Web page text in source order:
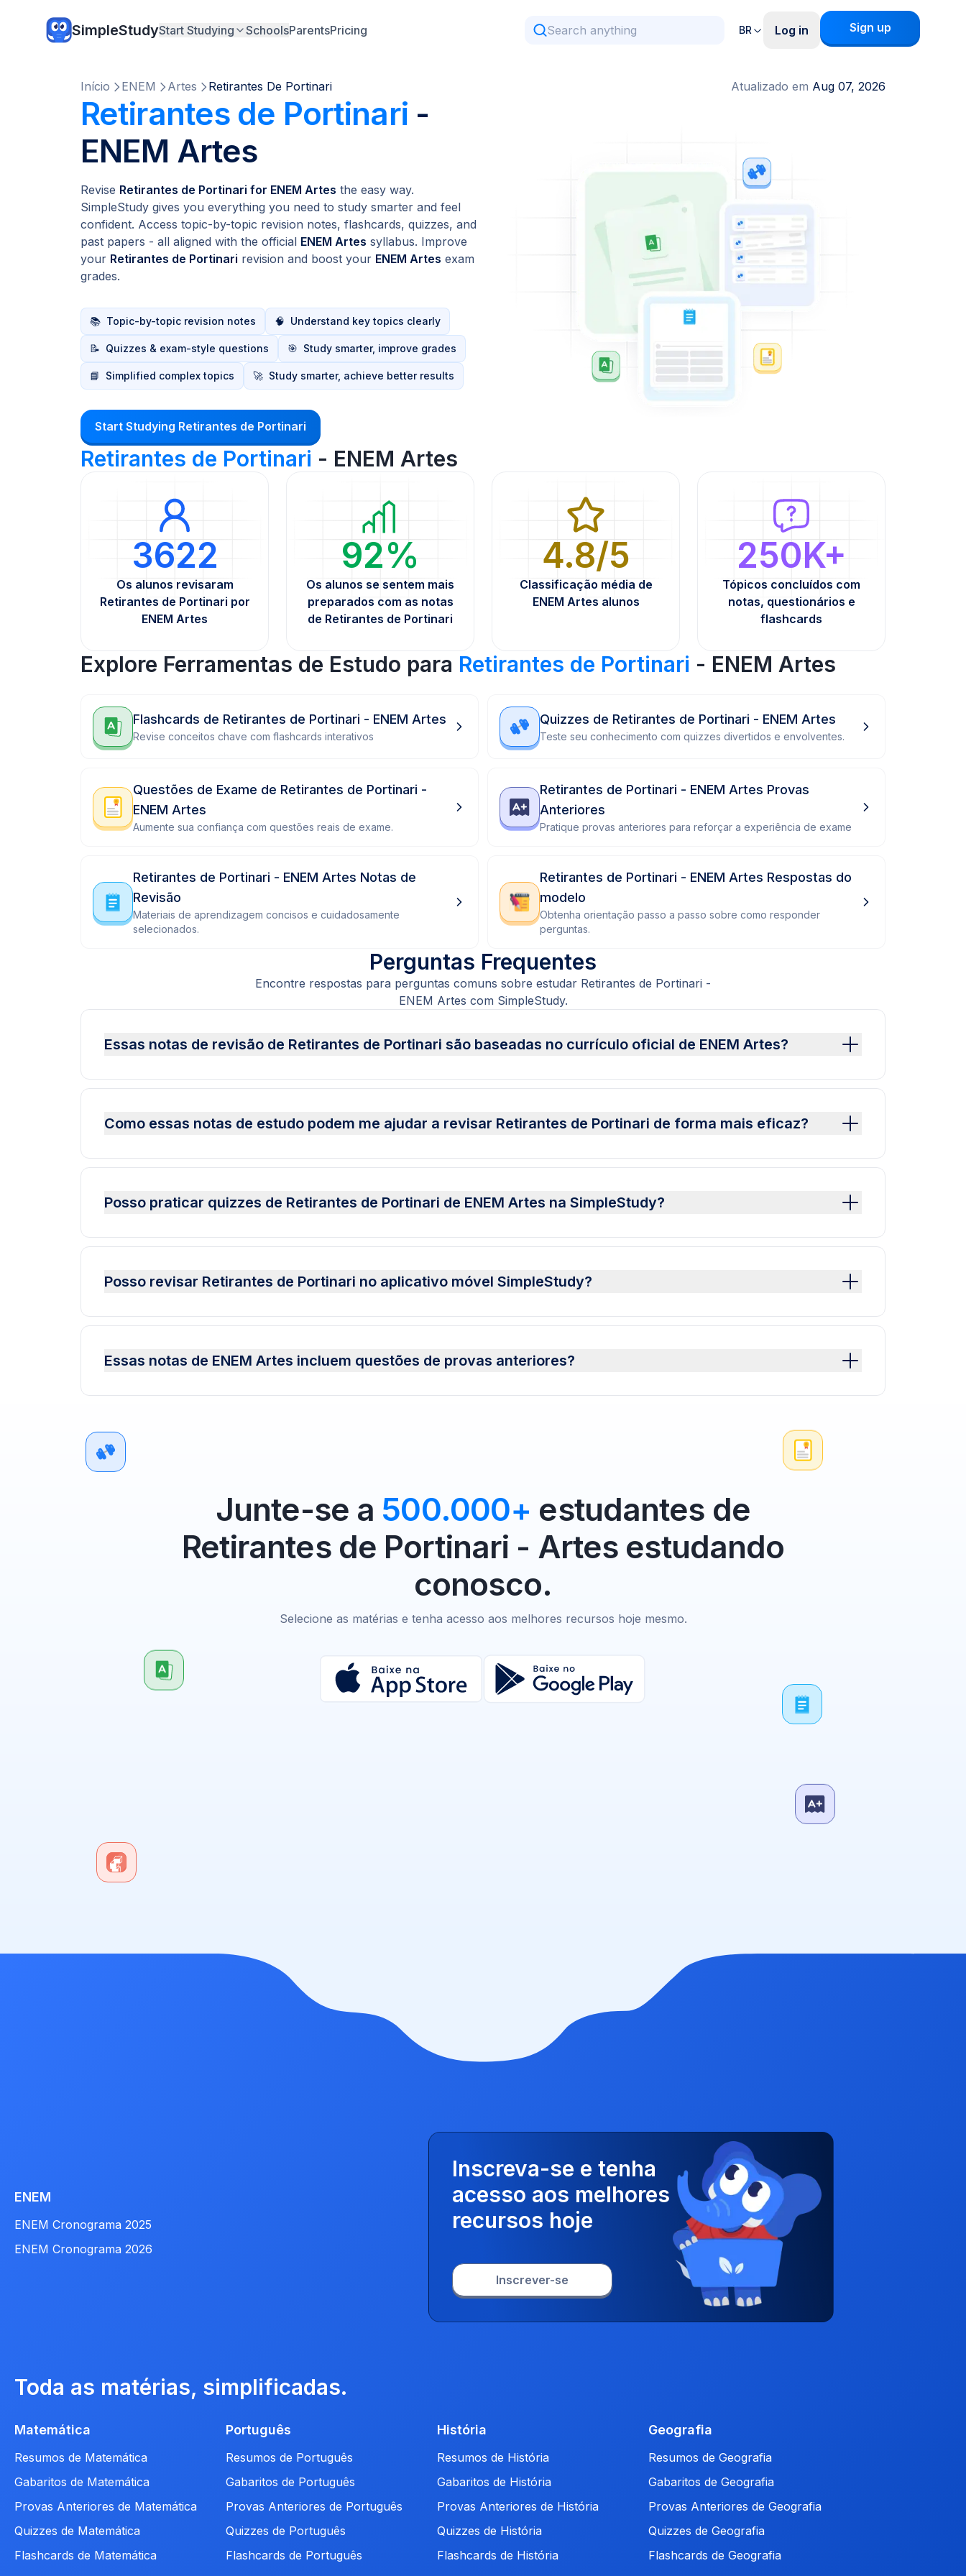
SimpleStudyStart Studying SchoolsParentsPricing BR Log in Sign up
Início ENEM Artes Retirantes De Portinari Atualizado em Aug 07, 2026
Retirantes de Portinari -
ENEM Artes
Revise Retirantes de Portinari for ENEM Artes the easy way.
SimpleStudy gives you everything you need to study smarter and feel
confident. Access topic-by-topic revision notes, flashcards, quizzes, and
past papers - all aligned with the official ENEM Artes syllabus. Improve
your Retirantes de Portinari revision and boost your ENEM Artes exam
grades.
📚 Topic-by-topic revision notes 🧠 Understand key topics clearly
📝 Quizzes & exam-style questions 🎯 Study smarter, improve grades
📘 Simplified complex topics 🚀 Study smarter, achieve better results
Start Studying Retirantes de Portinari
Retirantes de Portinari - ENEM Artes
3622
Os alunos revisaram
Retirantes de Portinari por
ENEM Artes
92%
Os alunos se sentem mais
preparados com as notas
de Retirantes de Portinari
4.8/5
Classificação média de
ENEM Artes alunos
250K+
Tópicos concluídos com
notas, questionários e
flashcards
Explore Ferramentas de Estudo para Retirantes de Portinari - ENEM Artes
Flashcards de Retirantes de Portinari - ENEM Artes
Revise conceitos chave com flashcards interativos
Quizzes de Retirantes de Portinari - ENEM Artes
Teste seu conhecimento com quizzes divertidos e envolventes.
Questões de Exame de Retirantes de Portinari -
ENEM Artes
Aumente sua confiança com questões reais de exame.
Retirantes de Portinari - ENEM Artes Provas
Anteriores
Pratique provas anteriores para reforçar a experiência de exame
Retirantes de Portinari - ENEM Artes Notas de
Revisão
Materiais de aprendizagem concisos e cuidadosamente
selecionados.
Retirantes de Portinari - ENEM Artes Respostas do
modelo
Obtenha orientação passo a passo sobre como responder
perguntas.
Perguntas Frequentes
Encontre respostas para perguntas comuns sobre estudar Retirantes de Portinari -
ENEM Artes com SimpleStudy.
Essas notas de revisão de Retirantes de Portinari são baseadas no currículo oficial de ENEM Artes?
Como essas notas de estudo podem me ajudar a revisar Retirantes de Portinari de forma mais eficaz?
Posso praticar quizzes de Retirantes de Portinari de ENEM Artes na SimpleStudy?
Posso revisar Retirantes de Portinari no aplicativo móvel SimpleStudy?
Essas notas de ENEM Artes incluem questões de provas anteriores?
Junte-se a 500.000+ estudantes de
Retirantes de Portinari - Artes estudando
conosco.
Selecione as matérias e tenha acesso aos melhores recursos hoje mesmo.
ENEM
ENEM Cronograma 2025
ENEM Cronograma 2026
Inscreva-se e tenha
acesso aos melhores
recursos hoje
Inscrever-se
Toda as matérias, simplificadas.
Matemática
Resumos de Matemática
Gabaritos de Matemática
Provas Anteriores de Matemática
Quizzes de Matemática
Flashcards de Matemática
Português
Resumos de Português
Gabaritos de Português
Provas Anteriores de Português
Quizzes de Português
Flashcards de Português
História
Resumos de História
Gabaritos de História
Provas Anteriores de História
Quizzes de História
Flashcards de História
Geografia
Resumos de Geografia
Gabaritos de Geografia
Provas Anteriores de Geografia
Quizzes de Geografia
Flashcards de Geografia